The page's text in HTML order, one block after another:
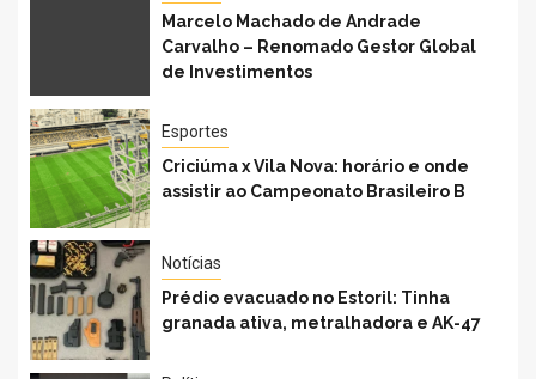
por 30
dias |
Política
do PS”
afirma
Marcelo Machado de Andrade
Carvalho – Renomado Gestor Global
de Investimentos
Esportes
Criciúma x Vila Nova: horário e onde
assistir ao Campeonato Brasileiro B
Notícias
Prédio evacuado no Estoril: Tinha
granada ativa, metralhadora e AK-47